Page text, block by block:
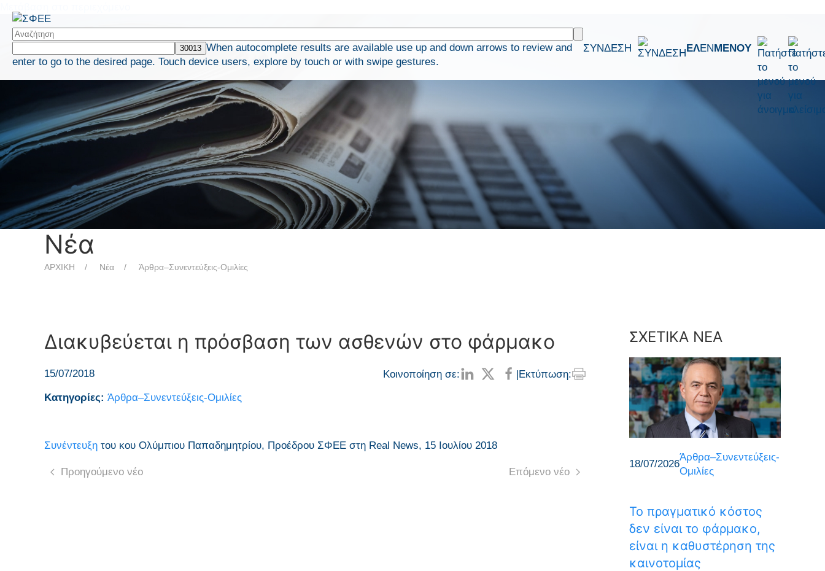
When autocomplete results are available use up and down arrows to review and
enter to go to the desired page. Touch device users, explore by touch or with swipe gestures.
ΣΥΝΔΕΣΗ ΕΛEN ΜΕΝΟΥ
Νέα
ΑΡΧΙΚΗ Νέα Άρθρα–Συνεντεύξεις-Ομιλίες
Διακυβεύεται η πρόσβαση των ασθενών στο φάρμακο
15/07/2018 Κοινοποίηση σε: |Εκτύπωση:
Κατηγορίες: Άρθρα–Συνεντεύξεις-Ομιλίες
Συνέντευξη του κου Ολύμπιου Παπαδημητρίου, Προέδρου ΣΦΕΕ στη Real News, 15 Ιουλίου 2018
Προηγούμενο νέο Επόμενο νέο
ΣΧΕΤΙΚΑ ΝΕΑ
18/07/2026
Άρθρα–Συνεντεύξεις-
Ομιλίες
Το πραγματικό κόστος
δεν είναι το φάρμακο,
είναι η καθυστέρηση της
καινοτομίας